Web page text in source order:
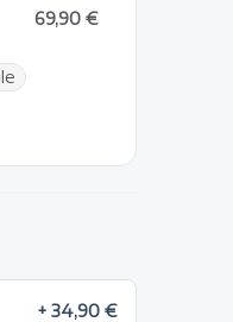
69,90 €
+ 34,90 €